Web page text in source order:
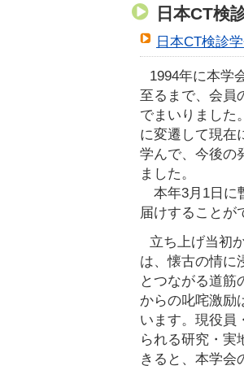
日本CT検
日本CT検診
1994年に本学
至るまで、会員
でまいりました
に変遷して現在
学んで、今後の
ました。
本年3月1日に
届けすることが
立ち上げ当初
は、懐古の情に
とつながる道筋
からの叱咤激励
います。現役員
られる研究・実
きると、本学会